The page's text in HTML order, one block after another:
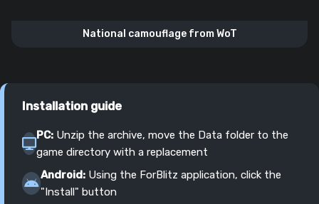
National camouflage from WoT
Installation guide
PC: Unzip the archive, move the Data folder to the
game directory with a replacement
Android: Using the ForBlitz application, click the
"Install" button